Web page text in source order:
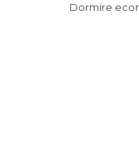
Dormire